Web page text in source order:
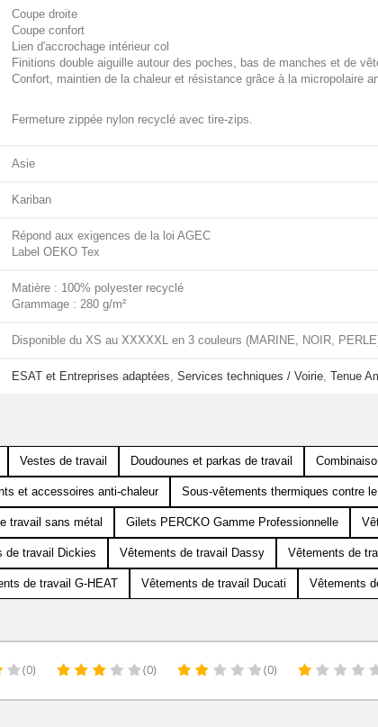
Coupe droite
Coupe confort
Lien d'accrochage intérieur col
Finitions double aiguille autour des poches, bas de manches et de
Confort, maintien de la chaleur et résistance grâce à la micropolaire
Fermeture zippée nylon recyclé avec tire-zips.
Asie
Kariban
Répond aux exigences de la loi AGEC
Label OEKO Tex
Matière : 100% polyester recyclé
Grammage : 280 g/m²
Disponible du XS au XXXXXL en 3 couleurs (MARINE, NOIR,
ESAT et Entreprises adaptées, Services techniques / Voirie, Tenue
Vestes de travail Doudounes et parkas de travail
et accessoires anti-chaleur Sous-vêtements thermiques contre
travail sans métal Gilets PERCKO Gamme Professionnelle
de travail Dickies Vêtements de travail Dassy Vêtements de
de travail G-HEAT Vêtements de travail Ducati Vêtements
(0) (0) (0)